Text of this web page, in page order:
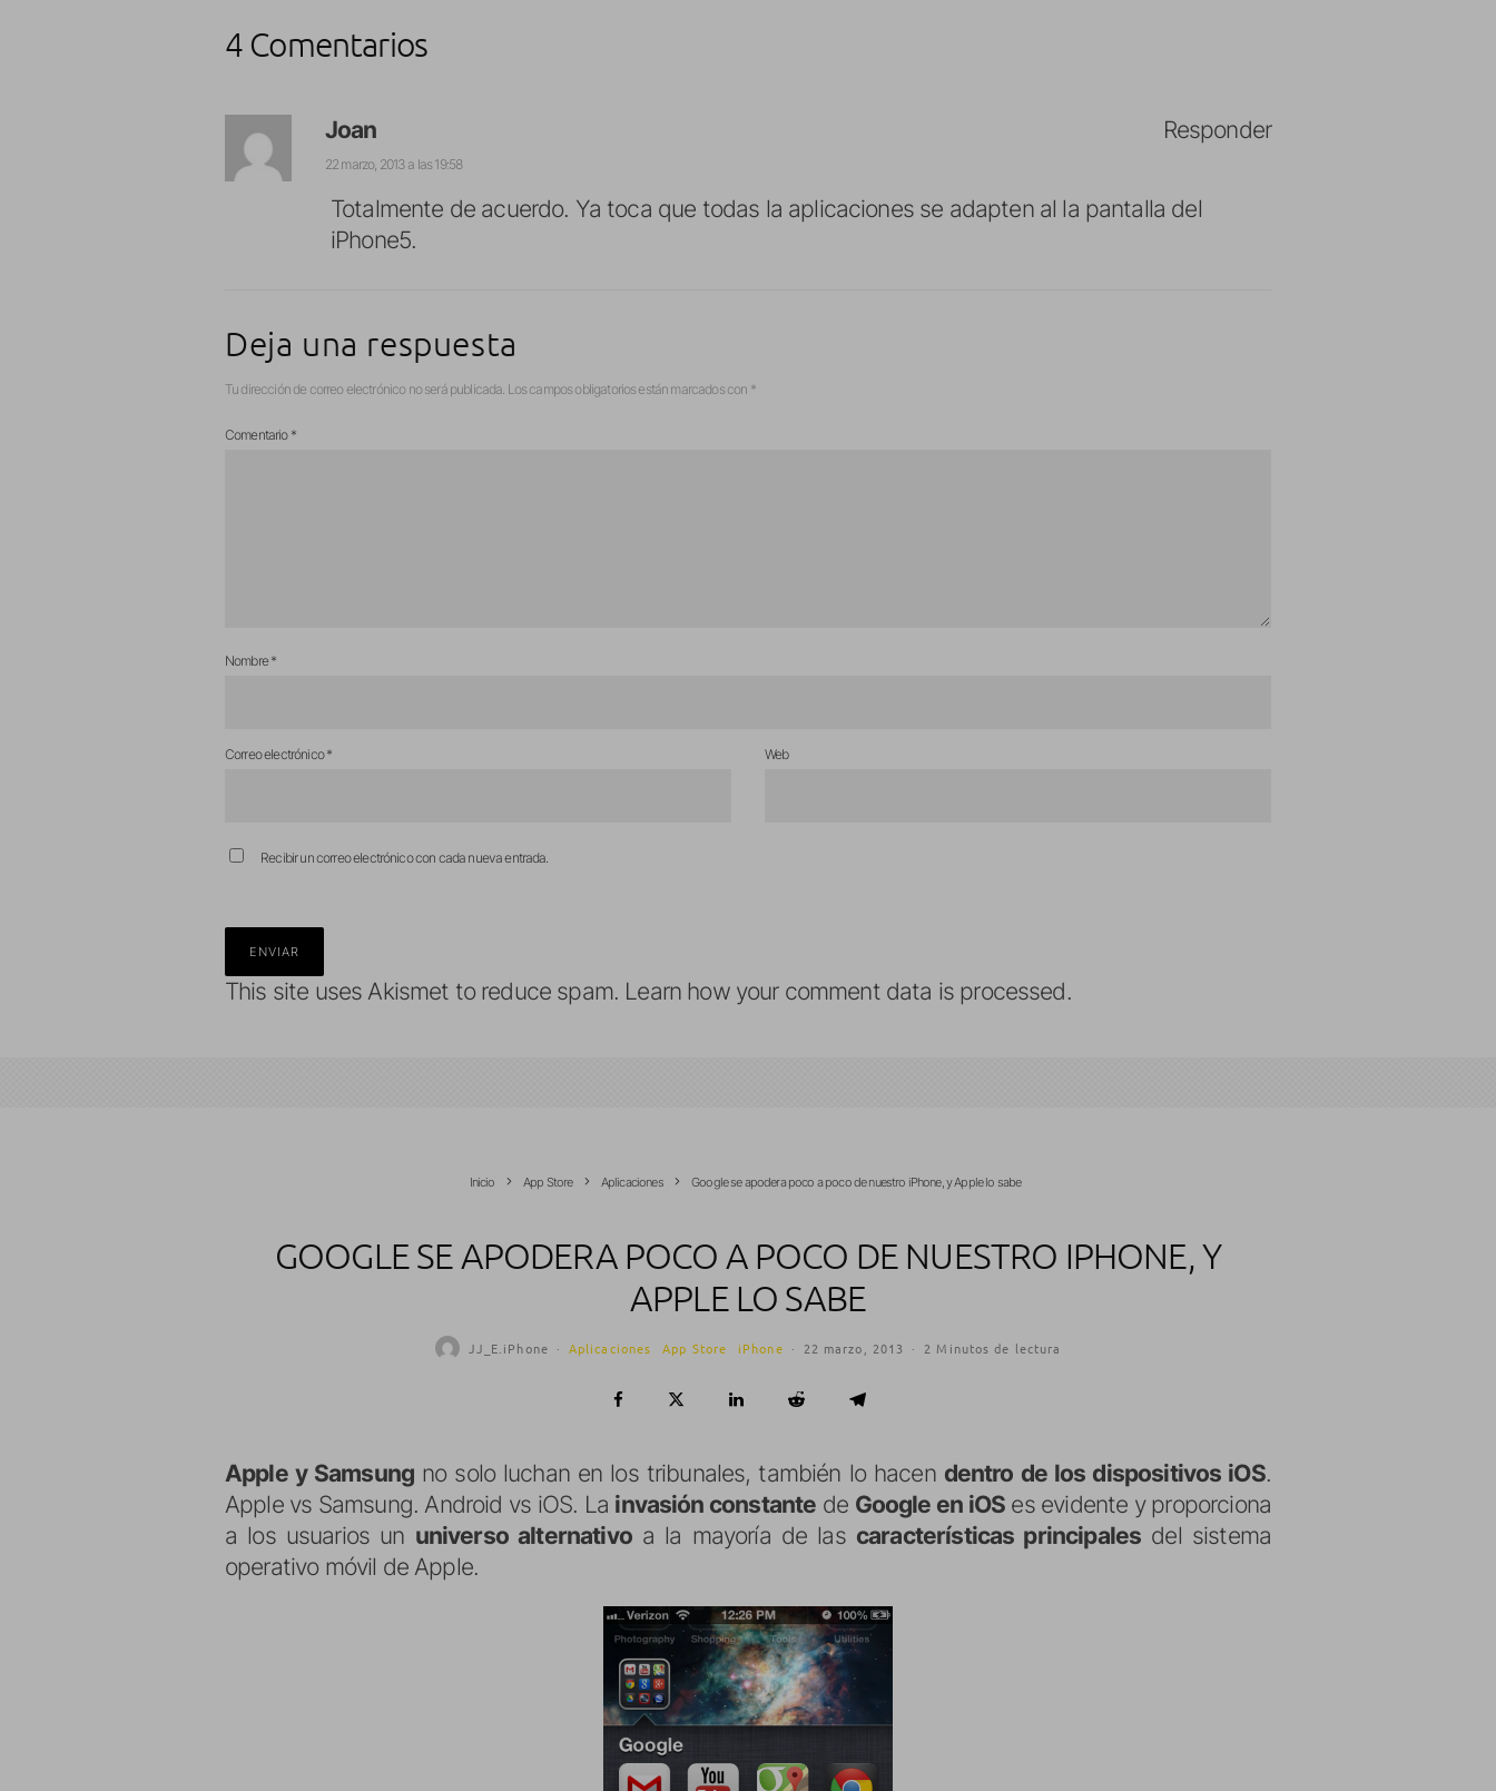
4 Comentarios
Joan
22 marzo, 2013 a las 19:58
Totalmente de acuerdo. Ya toca que todas la aplicaciones se adapten al la pantalla del
iPhone5.
Responder
Deja una respuesta
Tu dirección de correo electrónico no será publicada. Los campos obligatorios están marcados con *
Comentario *
Nombre*
Correo electrónico* Web
Recibir un correo electrónico con cada nueva entrada.
This site uses Akismet to reduce spam. Learn how your comment data is processed.
Inicio App Store Aplicaciones Google se apodera poco a poco de nuestro iPhone, y Apple lo sabe
GOOGLE SE APODERA POCO A POCO DE NUESTRO IPHONE, Y
APPLE LO SABE
JJ_E.iPhone · Aplicaciones App Store iPhone · 22 marzo, 2013 · 2 Minutos de lectura
Apple y Samsung no solo luchan en los tribunales, también lo hacen dentro de los dispositivos iOS.
Apple vs Samsung. Android vs iOS. La invasión constante de Google en iOS es evidente y proporciona
a los usuarios un universo alternativoa la mayoría de las características principales del sistema
operativo móvil de Apple.